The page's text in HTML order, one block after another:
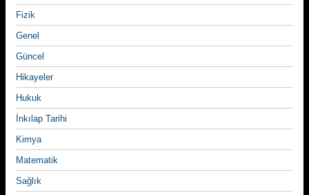
Fizik
Genel
Güncel
Hikayeler
Hukuk
İnkılap Tarihi
Kimya
Matematik
Sağlık